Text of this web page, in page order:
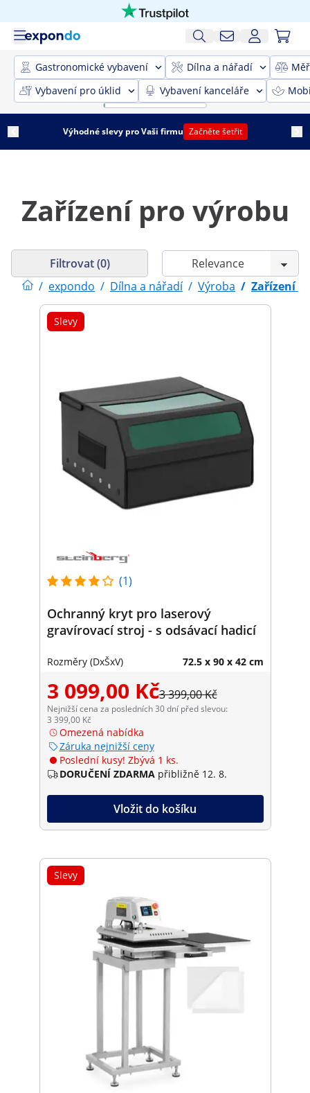
Gastronomické vybavení Dílna a nářadí
Vybavení pro úklid
Vybavení kanceláře
Výhodné slevy pro Vaši firmu Začněte šetřit
Zařízení pro výrobu
/ expondo / Dílna a nářadí / Výroba / Zařízení
Filtrovat (0)
Slevy
(1)
Ochranný kryt pro laserový
gravírovací stroj - s odsávací hadicí
Rozměry (DxŠxV) 72.5 x 90 x 42 cm
3 099,00 Kč3 399,00 Kč
Nejnižší cena za posledních 30 dní před slevou:
3 399,00 Kč
Omezená nabídka
Záruka nejnižší ceny
Poslední kusy! Zbývá 1 ks.
DORUČENÍ ZDARMA přibližně 12. 8.
Vložit do košíku
Slevy